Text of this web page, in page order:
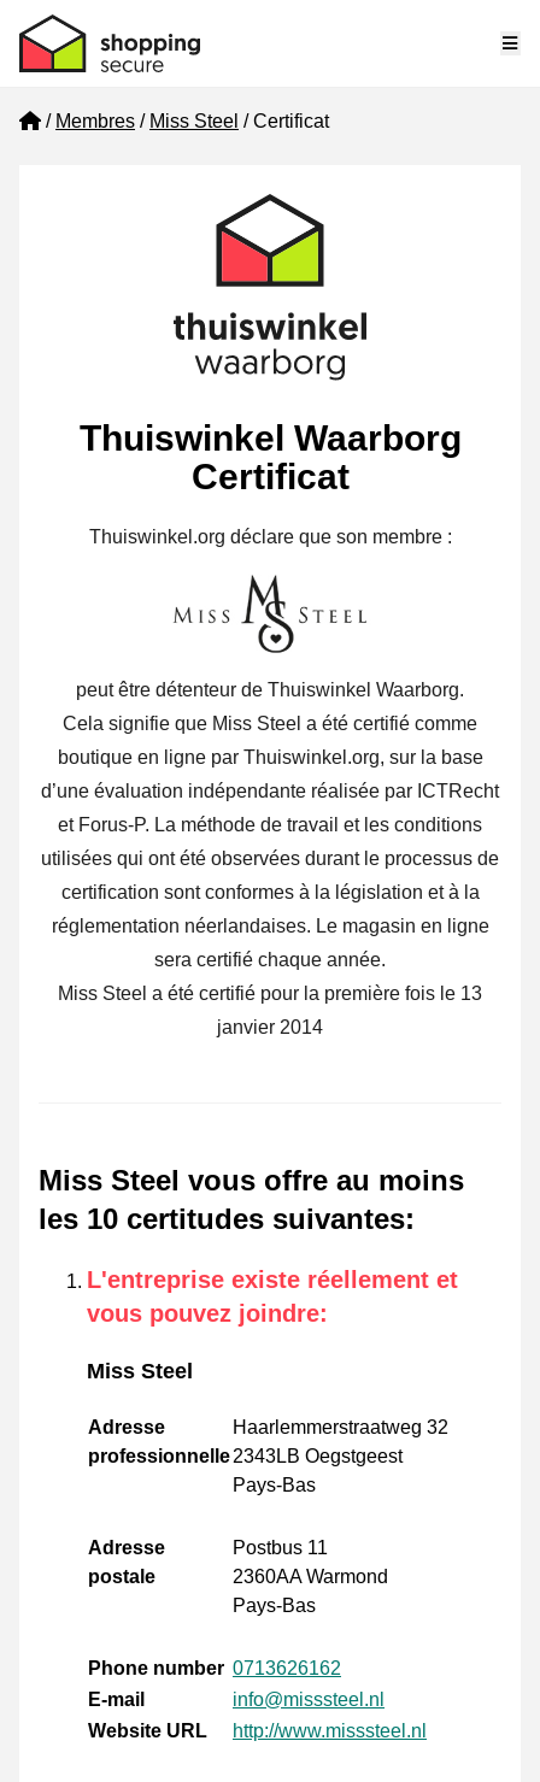
Home
Membres Miss Steel Certificat
Thuiswinkel Waarborg
Certificat
Thuiswinkel.org déclare que son membre :
peut être détenteur de Thuiswinkel Waarborg.
Cela signifie que Miss Steel a été certifié comme
boutique en ligne par Thuiswinkel.org, sur la base
d’une évaluation indépendante réalisée par ICTRecht
et Forus-P. La méthode de travail et les conditions
utilisées qui ont été observées durant le processus de
certification sont conformes à la législation et à la
réglementation néerlandaises. Le magasin en ligne
sera certifié chaque année.
Miss Steel a été certifié pour la première fois le 13
janvier 2014
Miss Steel vous offre au moins
les 10 certitudes suivantes:
L'entreprise existe réellement et
vous pouvez joindre:
Miss Steel
Adresse
professionnelle
Haarlemmerstraatweg 32
2343LB Oegstgeest
Pays-Bas
Adresse
postale
Postbus 11
2360AA Warmond
Pays-Bas
Phone number 0713626162
E-mail
info@misssteel.nl
Website URL
http://www.misssteel.nl